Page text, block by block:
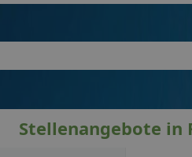
Stellenangebote in